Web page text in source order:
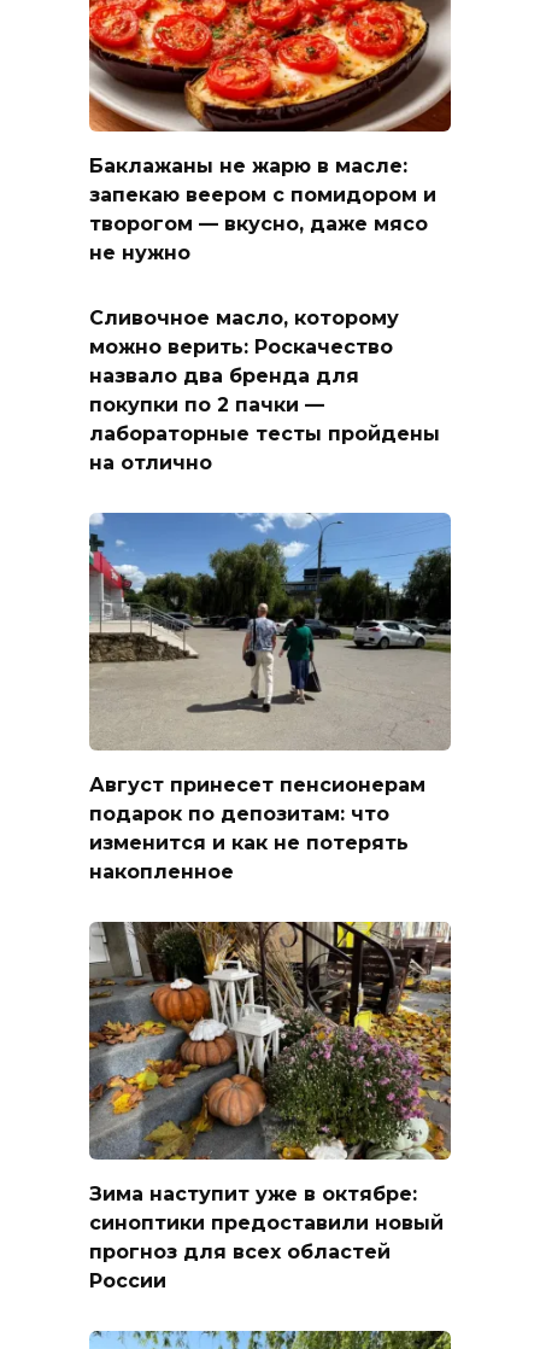
Баклажаны не жарю в масле:
запекаю веером с помидором и
творогом — вкусно, даже мясо
не нужно
Сливочное масло, которому
можно верить: Роскачество
назвало два бренда для
покупки по 2 пачки —
лабораторные тесты пройдены
на отлично
Август принесет пенсионерам
подарок по депозитам: что
изменится и как не потерять
накопленное
Зима наступит уже в октябре:
синоптики предоставили новый
прогноз для всех областей
России